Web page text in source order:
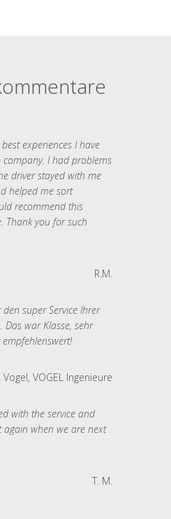
experiences I have
I had problems
driver stayed with me
helped me sort
recommend this
Thank you for such
R.M.
super Service Ihrer
Das war Klasse, sehr
Vogel, VOGEL Ingenieure
with the service and
when we are next
T. M.